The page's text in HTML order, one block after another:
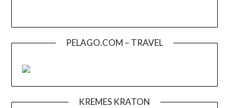
PELAGO.COM – TRAVEL
KREMES KRATON